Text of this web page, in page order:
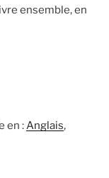
ensemble, en
en :Anglais